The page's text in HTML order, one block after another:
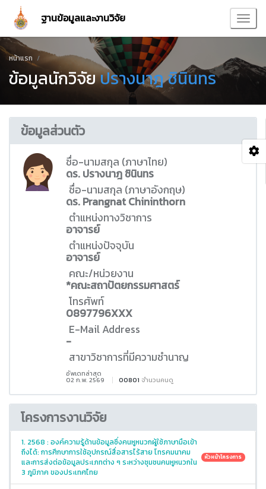
ฐานข้อมูลและงานวิจัย
หน้าแรก
ข้อมูลนักวิจัยปรางนาฎ ชินินทร
ข้อมูลส่วนตัว
ชื่อ-นามสกุล (ภาษาไทย)
ดร. ปรางนาฎ ชินินทร
ชื่อ-นามสกุล (ภาษาอังกฤษ)
ดร. Prangnat Chininthorn
ตำแหน่งทางวิชาการ
อาจารย์
ตำแหน่งปัจจุบัน
อาจารย์
คณะ/หน่วยงาน
*คณะสถาปัตยกรรมศาสตร์
โทรศัพท์
0897796XXX
E-Mail Address
-
สาขาวิชาการที่มีความชำนาญ
อัพเดทล่าสุด
02 ก.พ. 2569 00801 จำนวนคนดู
โครงการงานวิจัย
1. 2568 : องค์ความรู้ด้านข้อมูลซึ่งคนหูหนวกผู้ใช้ภาษามือเข้า
ถึงได้: การศึกษาการใช้อุปกรณ์สื่อสารไร้สาย โทรคมนาคม
และการส่งต่อข้อมูลประเภทต่าง ๆ ระหว่างชุมชนคนหูหนวกใน
3 ภูมิภาค ของประเทศไทย
หัวหน้าโครงการ